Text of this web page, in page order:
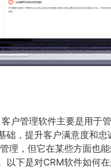
户管理软件主要是用于
础，提升客户满意度和
理，但它在某些方面也
以下是对CRM软件如何